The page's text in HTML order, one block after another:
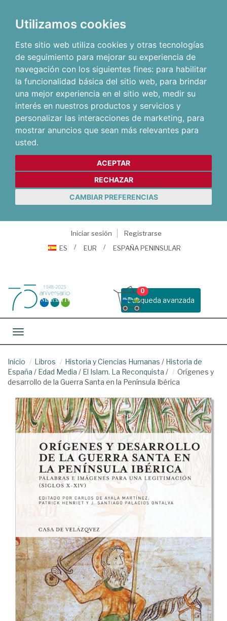
Utilizamos cookies
Este sitio web utiliza cookies y otras tecnologías
de seguimiento para mejorar su experiencia de
navegación con los siguientes fines: para habilitar
la funcionalidad básica del sitio web, para brindar
una mejor experiencia en el sitio web, medir su
interés en nuestros productos y servicios y
personalizar las interacciones de marketing, para
mostrar anuncios que sean más relevantes para
usted.
ACEPTAR
RECHAZAR
CAMBIAR PREFERENCIAS
Iniciar sesión
Registrarse
ES
EUR ESPAÑA PENINSULAR
Busqueda avanzada
0
Toggle navigation
Inicio Libros Historia y Ciencias Humanas / Historia de
España / Edad Media / El Islam. La Reconquista /
Orígenes y
desarrollo de la Guerra Santa en la Península Ibérica